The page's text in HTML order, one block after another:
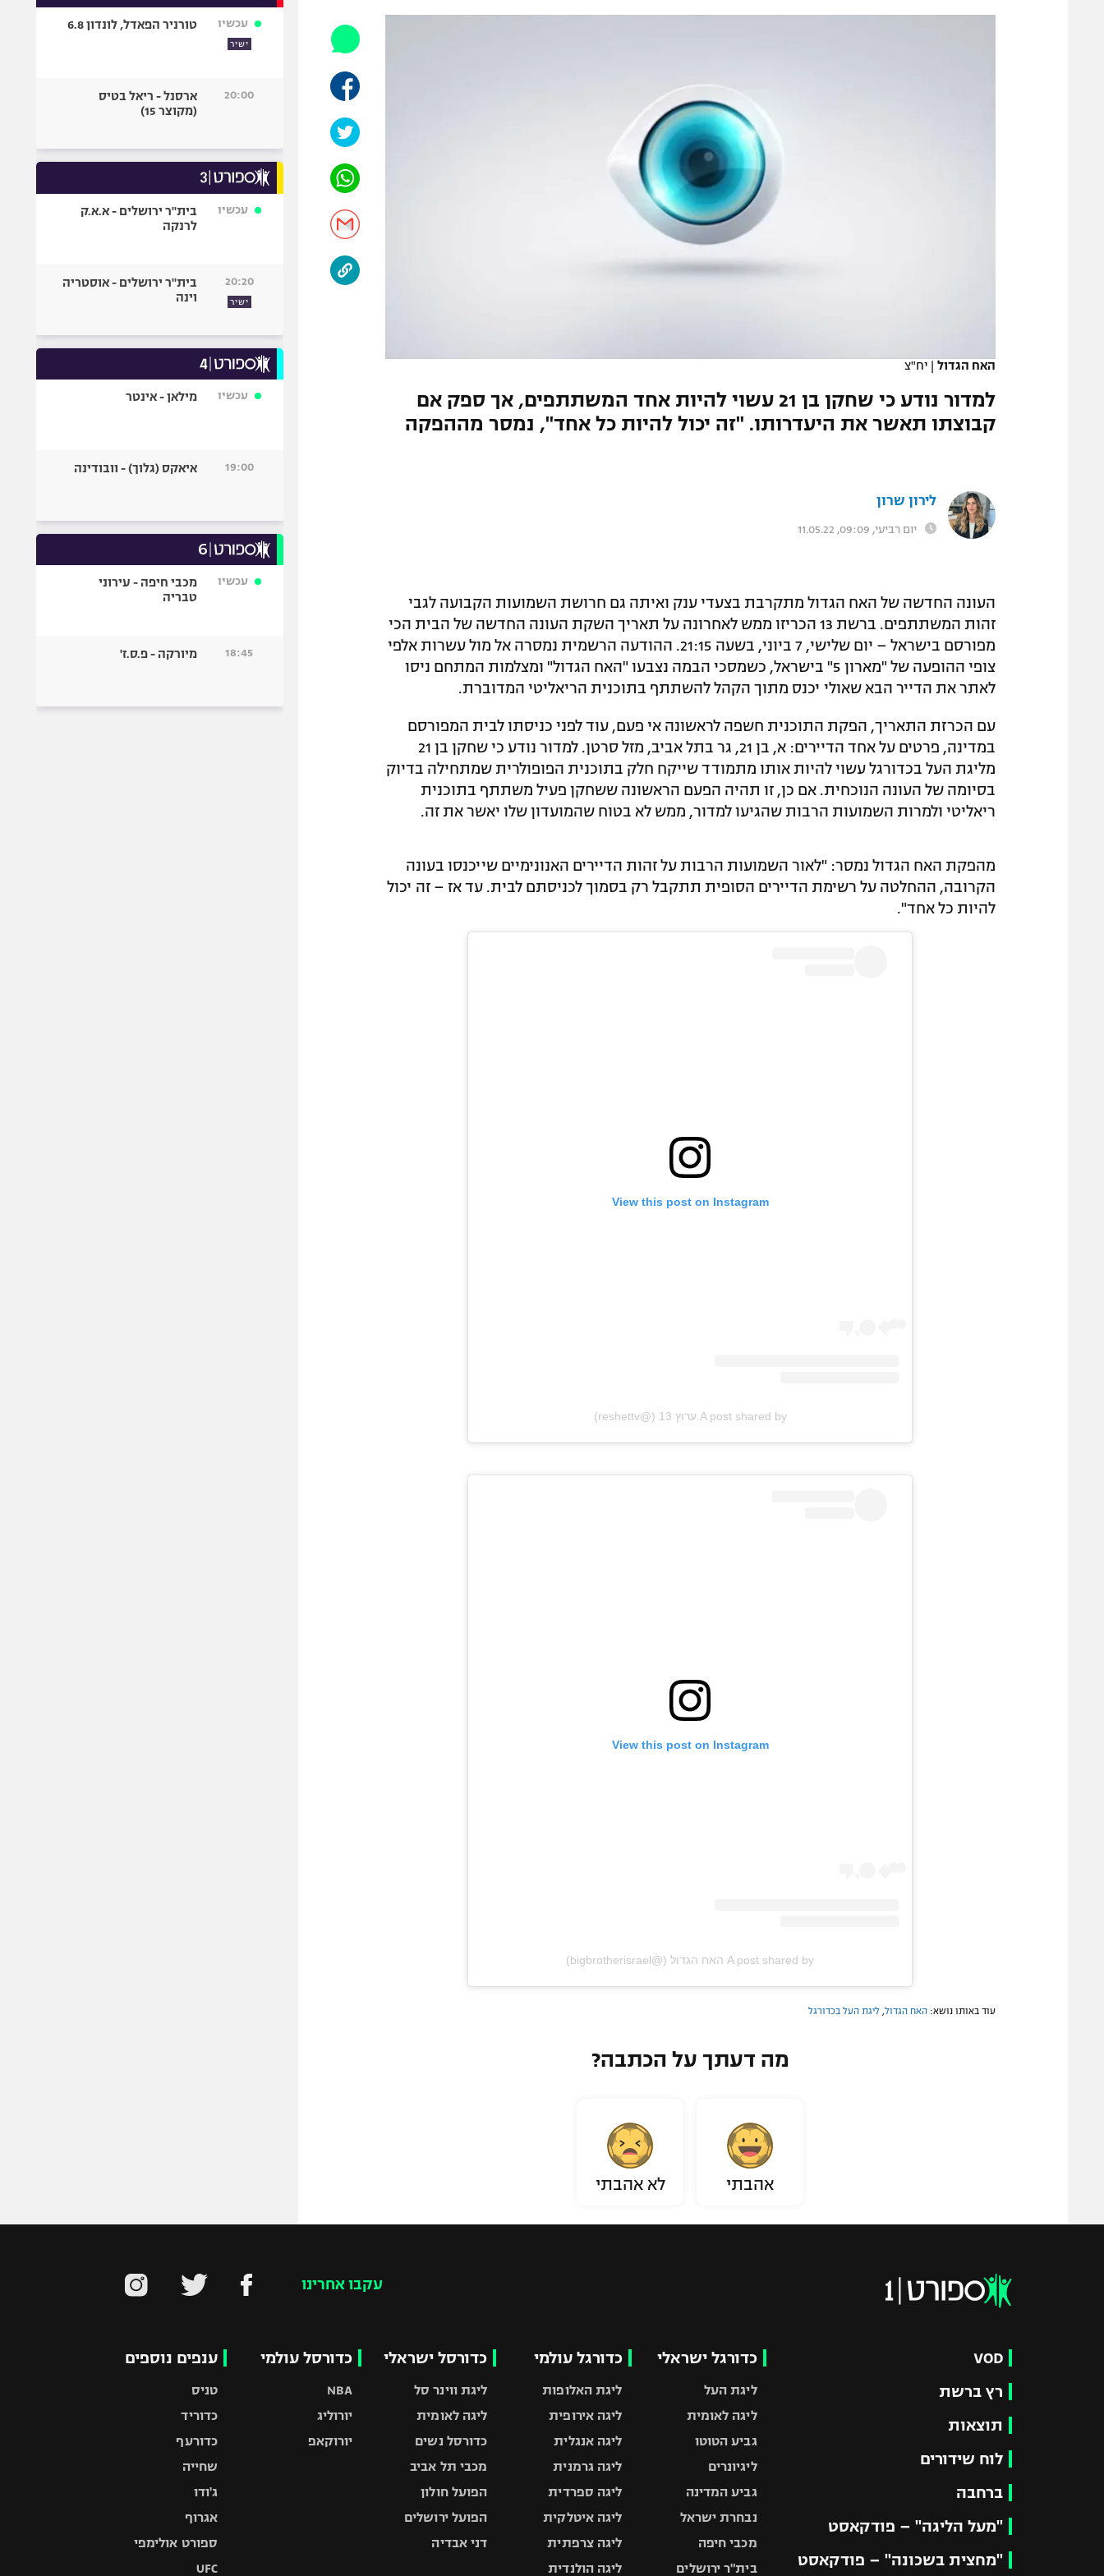
המגזין
הפועל תל אביב
בני יהודה
ליגה סינית
פוטבול אמריקאי NFL
בייסבול MLB
אומנויות לחימה
גיימינג E-Sports
האח הגדול | יח"צ
למדור נודע כי שחקן בן 21 עשוי להיות אחד המשתתפים, אך ספק אם
קבוצתו תאשר את היעדרותו. "זה יכול להיות כל אחד", נמסר מההפקה
לירון שרון
יום רביעי, 09:09, 11.05.22
העונה החדשה של האח הגדול מתקרבת בצעדי ענק ואיתה גם חרושת השמועות הקבועה לגבי
זהות המשתתפים. ברשת 13 הכריזו ממש לאחרונה על תאריך השקת העונה החדשה של הבית הכי
מפורסם בישראל – יום שלישי, 7 ביוני, בשעה 21:15. ההודעה הרשמית נמסרה אל מול עשרות אלפי
צופי ההופעה של "מארון 5" בישראל, כשמסכי הבמה נצבעו "האח הגדול" ומצלמות המתחם ניסו
לאתר את הדייר הבא שאולי יכנס מתוך הקהל להשתתף בתוכנית הריאליטי המדוברת.
עם הכרזת התאריך, הפקת התוכנית חשפה לראשונה אי פעם, עוד לפני כניסתו לבית המפורסם
במדינה, פרטים על אחד הדיירים: א, בן 21, גר בתל אביב, מזל סרטן. למדור נודע כי שחקן בן 21
מליגת העל בכדורגל עשוי להיות אותו מתמודד שייקח חלק בתוכנית הפופולרית שמתחילה בדיוק
בסיומה של העונה הנוכחית. אם כן, זו תהיה הפעם הראשונה ששחקן פעיל משתתף בתוכנית
ריאליטי ולמרות השמועות הרבות שהגיעו למדור, ממש לא בטוח שהמועדון שלו יאשר את זה.
מהפקת האח הגדול נמסר: "לאור השמועות הרבות על זהות הדיירים האנונימיים שייכנסו בעונה
הקרובה, ההחלטה על רשימת הדיירים הסופית תתקבל רק בסמוך לכניסתם לבית. עד אז – זה יכול
להיות כל אחד".
View this post on Instagram
A post shared by ערוץ 13 (@reshettv)
View this post on Instagram
A post shared by האח הגדול (@bigbrotherisrael)
עוד באותו נושא: האח הגדול ליגת העל בכדורגל
מה דעתך על הכתבה?
אהבתי לא אהבתי
עכשיו
ישיר
טורניר הפאדל, לונדון 6.8
20:00
ארסנל - ריאל בטיס
(מקוצר 15)
עכשיו
בית"ר ירושלים - א.א.ק
לרנקה
20:20
ישיר
בית"ר ירושלים - אוסטריה
וינה
עכשיו מילאן - אינטר
19:00 איאקס (גלוך) - וובודינה
עכשיו
מכבי חיפה - עירוני
טבריה
18:45 מיורקה - פ.ס.ז'
עקבו אחרינו
VOD
רץ ברשת
תוצאות
לוח שידורים
ברחבה
"מעל הליגה" – פודקאסט
"מחצית בשכונה" – פודקאסט
כדורגל ישראלי
ליגת העל
ליגה לאומית
גביע הטוטו
ליגיונרים
גביע המדינה
נבחרת ישראל
מכבי חיפה
בית"ר ירושלים
כדורגל עולמי
ליגת האלופות
ליגה אירופית
ליגה אנגלית
ליגה גרמנית
ליגה ספרדית
ליגה איטלקית
ליגה צרפתית
ליגה הולנדית
כדורסל ישראלי
ליגת ווינר סל
ליגה לאומית
כדורסל נשים
מכבי תל אביב
הפועל חולון
הפועל ירושלים
דני אבדיה
כדורסל עולמי
NBA
יורוליג
יורוקאפ
ענפים נוספים
טניס
כדוריד
כדורעף
שחייה
ג'ודו
אגרוף
ספורט אולימפי
UFC